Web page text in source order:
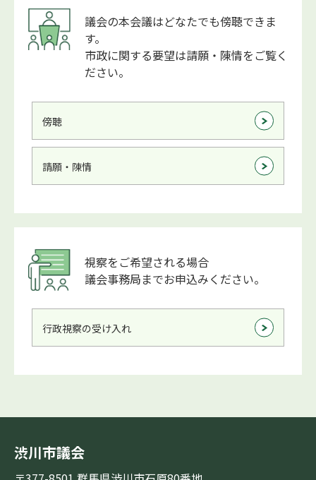
議会の本会議はどなたでも傍聴できま
す。
市政に関する要望は請願・陳情をご覧く
ださい。
傍聴
請願・陳情
視察をご希望される場合
議会事務局までお申込みください。
行政視察の受け入れ
渋川市議会